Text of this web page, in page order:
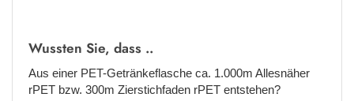
Wussten Sie, dass ..
Aus einer PET-Getränkeflasche ca. 1.000m Allesnäher
rPET bzw. 300m Zierstichfaden rPET entstehen?